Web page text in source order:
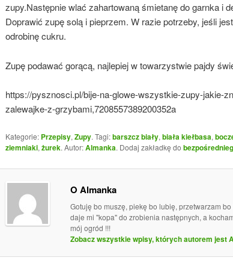
zupy.Następnie wlać zahartowaną śmietanę do garnka i
Doprawić zupę solą i pieprzem. W razie potrzeby, jeśli
odrobinę cukru.
Zupę podawać gorącą, najlepiej w towarzystwie pajdy
https://pysznosci.pl/bije-na-glowe-wszystkie-zupy-jakie-
zalewajke-z-grzybami,7208557389200352a
Kategorie: Przepisy, Zupy. Tagi:barszcz biały, biała kiełbasa,
ziemniaki, żurek. Autor:Almanka. Dodaj zakładkę do
O Almanka
Gotuję bo muszę, piekę bo lubię, przetwarzam
daje mi "kopa" do zrobienia następnych, a
mój ogród !!!
Zobacz wszystkie wpisy, których autorem jest